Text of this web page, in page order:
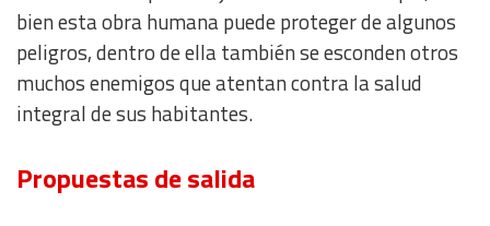
bien esta obra humana puede proteger de algunos
peligros, dentro de ella también se esconden otros
muchos enemigos que atentan contra la salud
integral de sus habitantes.
Propuestas de salida